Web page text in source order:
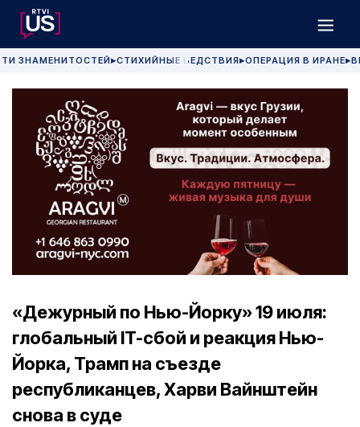
ЗНАМЕНИТОСТЕЙ▶СТИХИЙНЫЕ БЕДСТВИЯ▶ОПЕРАЦИЯ В ИРАНЕ▶
«Дежурный по Нью-Йорку» 19 июля:
глобальный IT-сбой и реакция Нью-
Йорка, Трамп на съезде
республиканцев, Харви Вайнштейн
снова в суде